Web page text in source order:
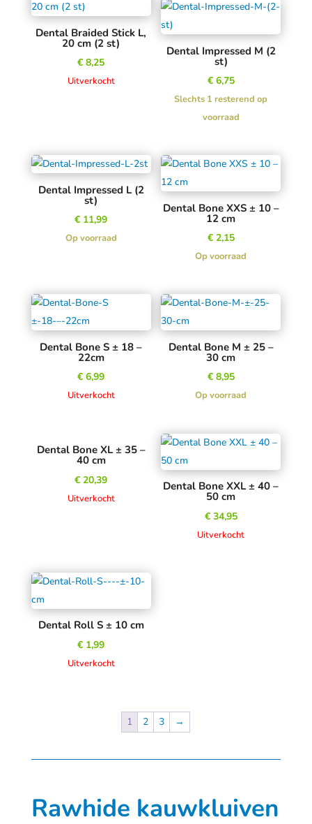
Dental Braided Stick L,
20 cm (2 st)
€ 8,25
Uitverkocht
Dental Impressed M (2
st)
€6,75
Slechts 1 resterend op
voorraad
Dental Impressed L (2
st)
€ 11,99
Op voorraad
Dental Bone XXS ± 10 –
12 cm
€2,15
Op voorraad
Dental Bone S ± 18 –
22cm
€ 6,99
Uitverkocht
Dental Bone M ± 25 –
30 cm
€8,95
Op voorraad
Dental Bone XL ± 35 –
40 cm
€ 20,39
Uitverkocht
Dental Bone XXL ± 40 –
50 cm
€34,95
Uitverkocht
Dental Roll S ± 10 cm
€ 1,99
Uitverkocht
1 2 3 →
Rawhide kauwkluiven